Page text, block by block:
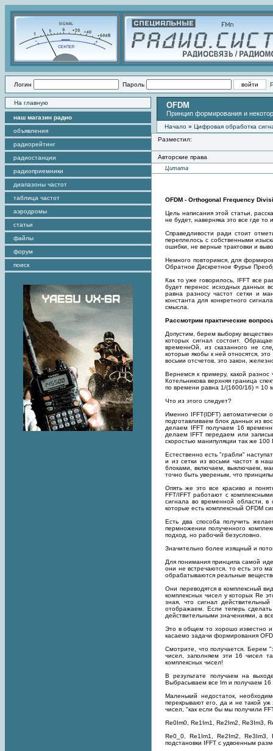
Логин Пароль
На главную
наш магазин радио
объявления
радиорейтинг
радиостанции
радиоприемники
диапазоны частот
таблица частот
аэродромы
статьи
файлы
форум
поиск
OFDM
Принцип формирования и
Начало » Цифровая обработка
Разместил:
Авторские права
Цитата
OFDM - Orthogonal Frequency
Цель написания этой статьи,
не будет, наверняка это все где
Справедливости ради стоит
переплелось с собственными
ошибки, не верные трактовки и
Немного повторимся, для
Обратное Дискретное Фурье
Как то уже говорилось, IFFT все
будет перенос исходных данных
равна разносу частот сетки и
константа для конкретного
смысла.
Рассмотрим практические
Допустим, берем выборку
которых сигнал состоит.
временнОй, из сказанного не
которые якобы к ней относятся,
восьми отсчетов, это закон,
Вернемся к примеру, какой
Котельникова верхняя граница
по времени равна 1/(1600/16) = 10
Что из этого следует?
Именно IFFT(IDFT) автоматически
подготавливаем блок данных из
делаем IFFT получаем 16
делаем IFFT передаем или
скоростью манипуляции так же 100
Естественно есть "грабли"
и из сетки из восьми частот в
блоками, включаем, выключаем,
точно быть увереным, что
Опять же это все красиво и
FFT/IFFT работают с
сигнала во временной области,
которые есть комплексный OFDM
Есть два способа получить
пермножении полученного
подход, но рабочий безусловно.
Значительно более изящный и
Для понимания принципа самой
они не встречаются, то есть это
обрабатываются реальные
Они переводятся в комплексный
комплексных чисел у которых Re
зная, что сигнал
отображаем. Если теперь
действительными значениями, а
Это в общем то хорошо известно
касаемо задачи формирования
Смотрите, что получается. Берем
чисел, заполняем эти 16 чисел
комплексных чисел!
В результате получаем на
Выбрасываем все Im и получаем 16
Маленький недостаток,
перекрывают его, да и не такой уж
чисел, "как если бы мы получили
Re0Im0, Re1Im1, Re2Im2, Re3Im3,
Re0_0, Re1Im1, Re2Im2, Re3Im3,
подстановки IFFT с удвоенным